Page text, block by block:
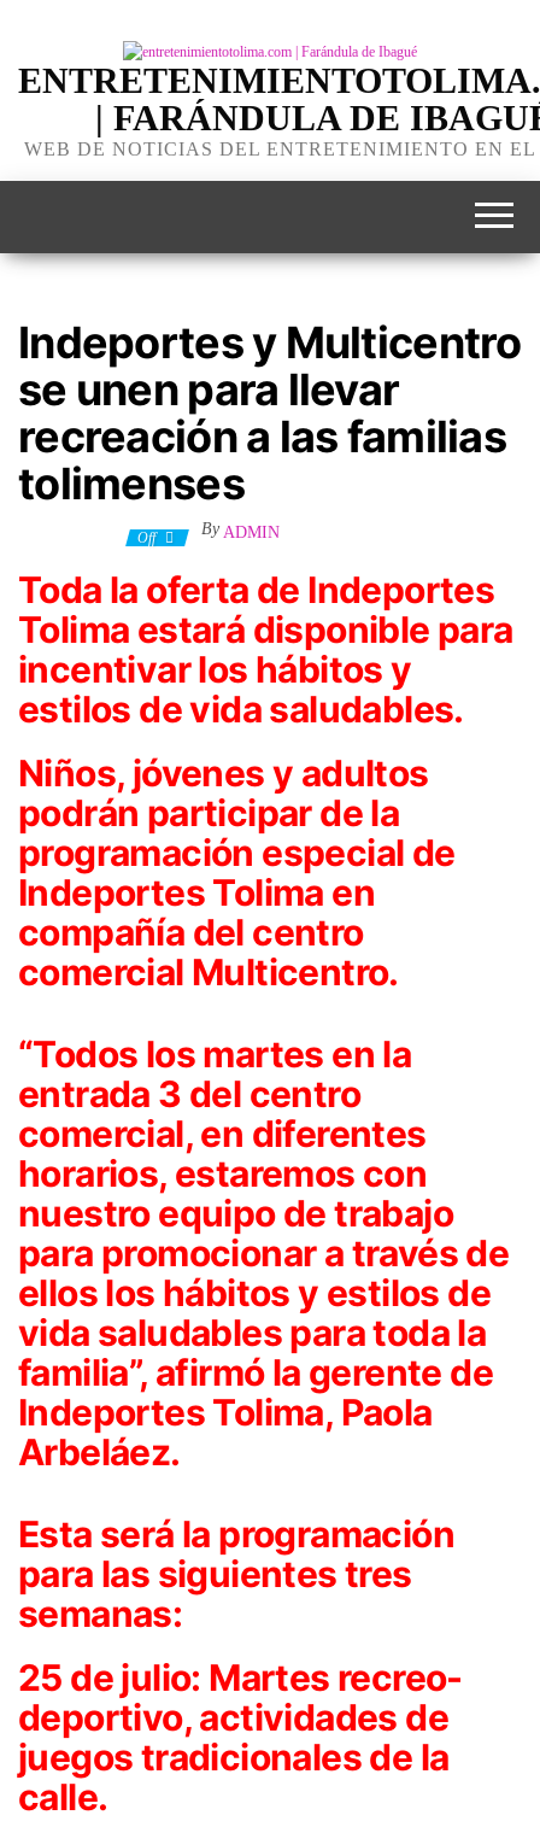
| FARÁNDULA DE
WEB DE NOTICIAS DEL ENTRETENIMIENTO EN
Indeportes y Multicentro
se unen para llevar
recreación a las familias
tolimenses
Off By ADMIN
Toda la oferta de Indeportes
Tolima estará disponible para
incentivar los hábitos y
estilos de vida saludables.
Niños, jóvenes y adultos
podrán participar de la
programación especial de
Indeportes Tolima en
compañía del centro
comercial Multicentro.
“Todos los martes en la
entrada 3 del centro
comercial, en diferentes
horarios, estaremos con
nuestro equipo de trabajo
para promocionar a través de
ellos los hábitos y estilos de
vida saludables para toda la
familia”, afirmó la gerente de
Indeportes Tolima, Paola
Arbeláez.
Esta será la programación
para las siguientes tres
semanas:
25 de julio: Martes recreo-
deportivo, actividades de
juegos tradicionales de la
calle.